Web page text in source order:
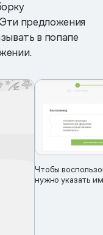
предложения
в попапе
Чтобы
нужно указать